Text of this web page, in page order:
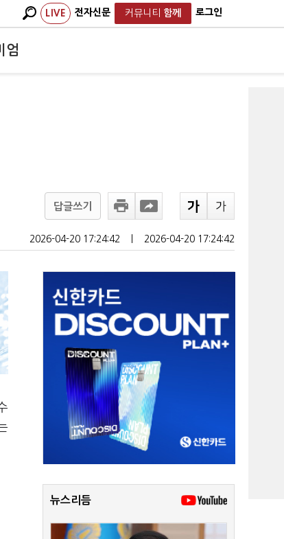
LIVE 전자신문 커뮤니티 함께 로그인
엄
답글쓰기
2026-04-20 17:24:42 2026-04-20 17:24:42
뉴스리듬